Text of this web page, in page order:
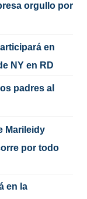
orgullo por
en
NY en RD
padres al
Marileidy
por todo
en la